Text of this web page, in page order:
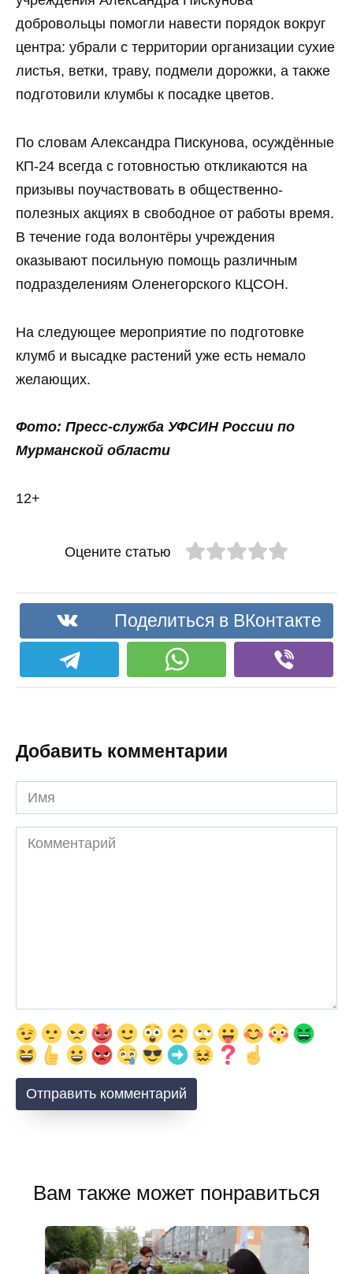
добровольцы помогли навести порядок вокруг
центра: убрали с территории организации сухие
листья, ветки, траву, подмели дорожки, а также
подготовили клумбы к посадке цветов.
По словам Александра Пискунова, осуждённые
КП-24 всегда с готовностью откликаются на
призывы поучаствовать в общественно-
полезных акциях в свободное от работы время.
В течение года волонтёры учреждения
оказывают посильную помощь различным
подразделениям Оленегорского КЦСОН.
На следующее мероприятие по подготовке
клумб и высадке растений уже есть немало
желающих.
Фото: Пресс-служба УФСИН России по
Мурманской области
12+
Оцените статью
Поделиться в ВКонтакте
Добавить комментарии
Имя
Комментарий
Вам также может понравиться